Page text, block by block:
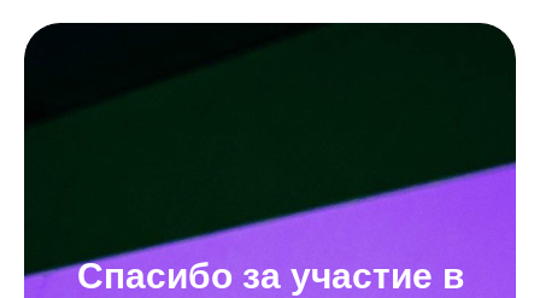
Спасибо за участие в